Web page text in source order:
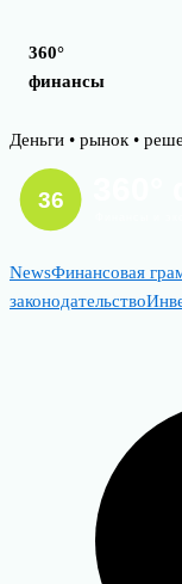
360°
финансы
Skip
content
Деньги • рынок •
NewsФинансовая
законодательство